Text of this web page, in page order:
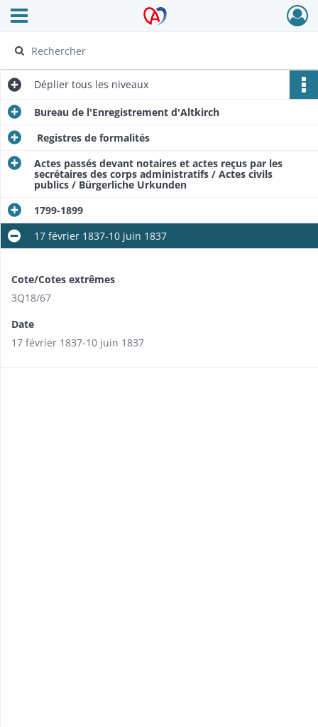
Archives Alsace - Colmar
Ouvrir le menu déroulant
Déplier tous les niveaux
Bureau de l'Enregistrement d'Altkirch
Registres de formalités
Actes passés devant notaires et actes reçus par les
secrétaires des corps administratifs / Actes civils
publics / Bürgerliche Urkunden
1799-1899
17 février 1837-10 juin 1837
Cote/Cotes extrêmes
3Q18/67
Date
17 février 1837-10 juin 1837